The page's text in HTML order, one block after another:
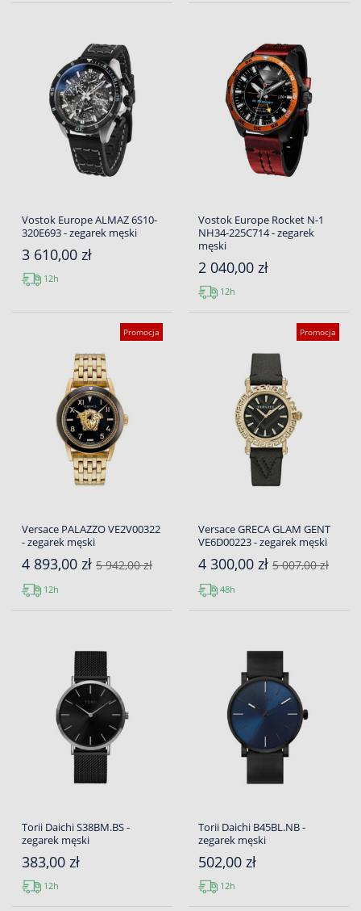
Vostok Europe ALMAZ 6S10-
320E693 - zegarek męski
3 610,00 zł
12h
Vostok Europe Rocket N-1
NH34-225C714 - zegarek
męski
2 040,00 zł
12h
Promocja
Versace PALAZZO VE2V00322
- zegarek męski
4 893,00 zł 5 942,00 zł
12h
Promocja
Versace GRECA GLAM GENT
VE6D00223 - zegarek męski
4 300,00 zł 5 007,00 zł
48h
Torii Daichi S38BM.BS -
zegarek męski
383,00 zł
12h
Torii Daichi B45BL.NB -
zegarek męski
502,00 zł
12h